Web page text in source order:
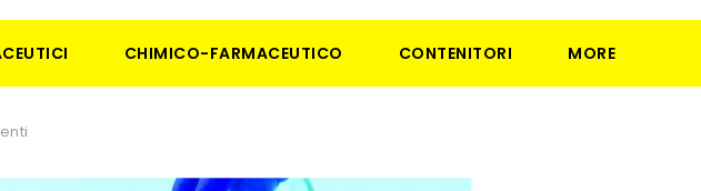
CHIMICO-FARMACEUTICO CONTENITORI MORE